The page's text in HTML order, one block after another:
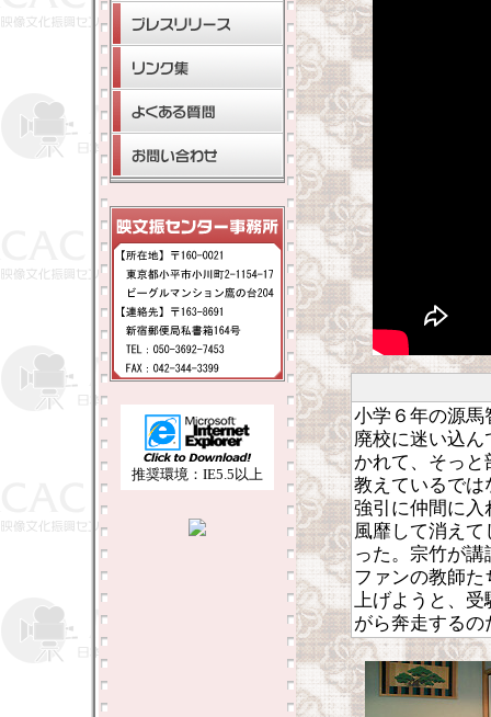
推奨環境：IE5.5以上
小学６年の源馬
廃校に迷い込
かれて、そっ
教えているでは
強引に仲間に入
風靡して消え
った。宗竹が
ファンの教師
上げようと、受
がら奔走する